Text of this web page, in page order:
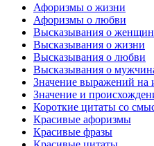
Афоризмы о жизни
Афоризмы о любви
Высказывания о
Высказывания о жизни
Высказывания о любви
Высказывания о
Значение выражений на
Значение и
Короткие цитаты со
Красивые афоризмы
Красивые фразы